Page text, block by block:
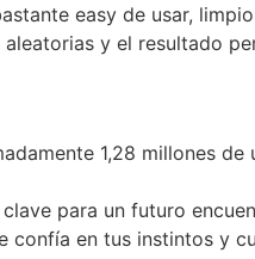
easy de usar,
y el resultado
1,28 millones
para un futuro
confía en tus instintos y